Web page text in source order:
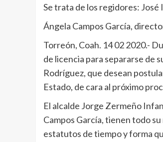
Se trata de los regidores:
Ángela Campos García,
Torreón, Coah. 14 02 2020.-
de licencia para separarse de
Rodríguez, que desean
Estado, de cara al próximo
El alcalde Jorge Zermeño
Campos García, tienen todo
estatutos de tiempo y forma